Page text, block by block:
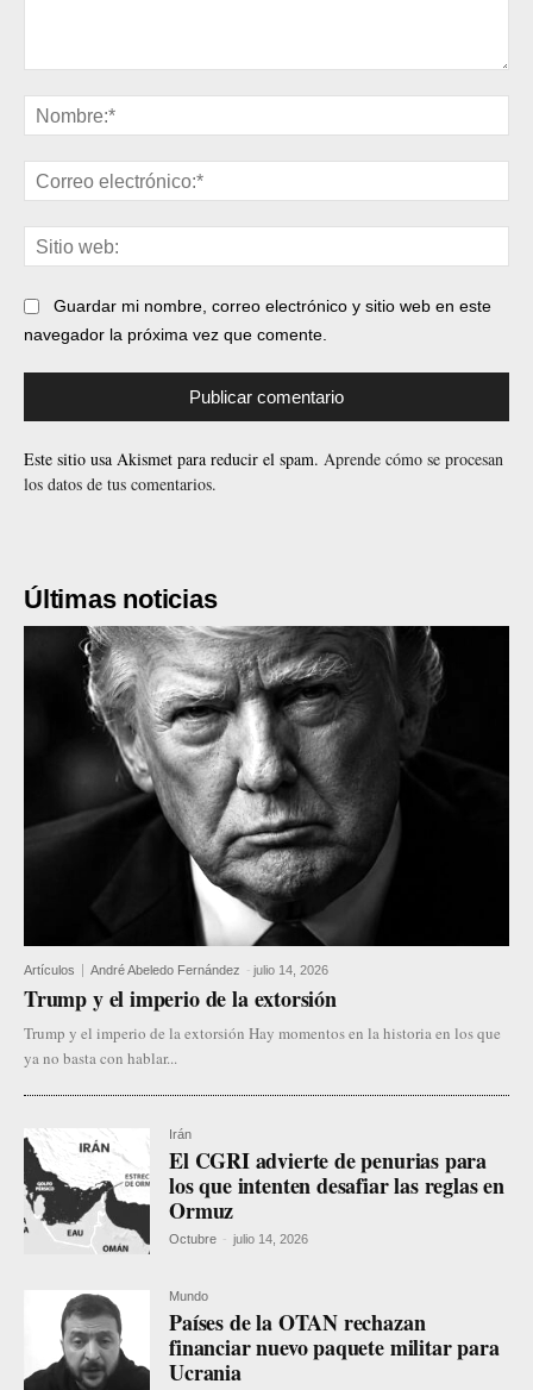
Guardar mi nombre, correo electrónico y sitio web en este
navegador la próxima vez que comente.
Este sitio usa Akismet para reducir el spam. Aprende cómo se procesan
los datos de tus comentarios.
Últimas noticias
Artículos André Abeledo Fernández - julio 14, 2026
Trump y el imperio de la extorsión
Trump y el imperio de la extorsión Hay momentos en la historia en los que
ya no basta con hablar...
Irán
El CGRI advierte de penurias para
los que intenten desafiar las reglas en
Ormuz
Octubre - julio 14, 2026
Mundo
Países de la OTAN rechazan
financiar nuevo paquete militar para
Ucrania